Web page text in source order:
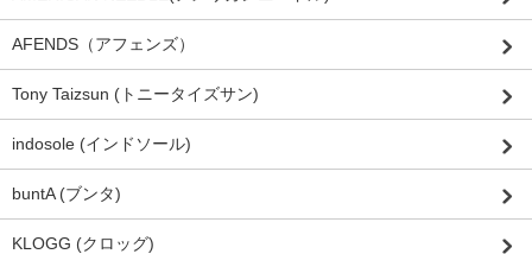
AFENDS（アフェンズ）
Tony Taizsun (トニータイズサン)
indosole (インドソール)
buntA (ブンタ)
KLOGG (クロッグ)